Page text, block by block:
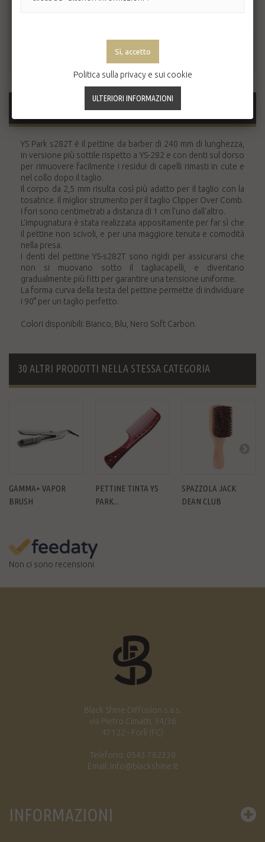
MAGGIORI INFORMAZIONI
YS Park s282T è il pettine da barber di 240 mm di lunghezza,
in versione più sottile rispetto a YS-282 e con denti sul dorso
per rimuovere facilmente i residui di capelli rimasti in cute e
nel collo dopo il taglio.
Il corpo da 2,5 mm risulta così più adatto per il taglio con la
tosatrice. Il miglior strumento per il taglio Clipper Over Comb.
I fori sono centimetrati a distanza di 1 cm l'uno dall'altro.
L'impugnatura è stata realizzata appositamente per far sì che
il pettine non scivoli, e per una maggiore tenuta e comodità
nella presa.
I denti del pettine YS-s282T sono rigidi per assicurarsi che
non si muovano sotto il tagliacapelli, e diventano
gradualmente più fitti per garantire una tensione uniforme.
La forma curva della testa del pettine permette di individuare
i 90° per un taglio perfetto.
Colori disponibili: Bianco, Blu, Nero Soft Carbon.
30 ALTRI PRODOTTI NELLA STESSA CATEGORIA
GAMMA+ VAPOR
BRUSH
PETTINE TINTA YS
PARK...
SPAZZOLA JACK
DEAN CLUB
Non ci sono recensioni
Black Shine Diffusion s.a.s.
via Pietro Cimatti, 34/36
47122 - Forlì (FC)
Telefono: 0543 782330
Email: info@blackshine.it
INFORMAZIONI
Politica sulla privacy e sui cookie